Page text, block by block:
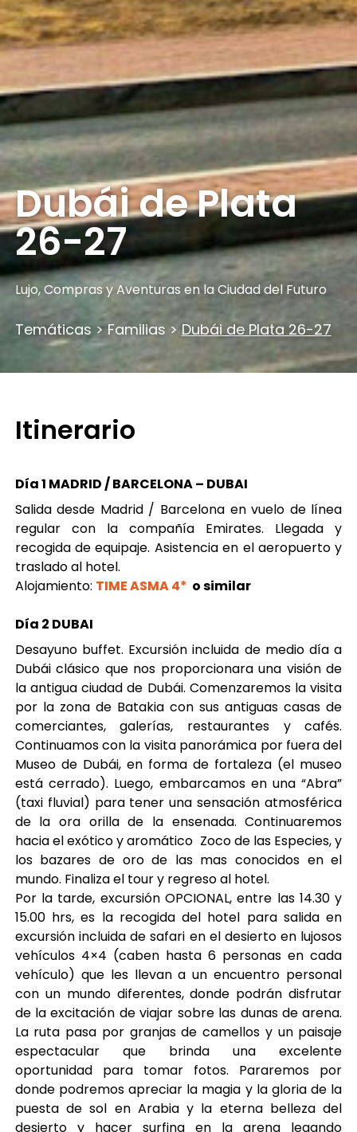
Dubái de Plata
26-27
Lujo, Compras y Aventuras en la Ciudad del Futuro
Temáticas > Familias > Dubái de Plata 26-27
Itinerario
Día 1 MADRID / BARCELONA – DUBAI
Salida desde Madrid / Barcelona en vuelo de línea
regular con la compañía Emirates. Llegada y
recogida de equipaje. Asistencia en el aeropuerto y
traslado al hotel.
Alojamiento: TIME ASMA 4* o similar
Día 2 DUBAI
Desayuno buffet. Excursión incluida de medio día a
Dubái clásico que nos proporcionara una visión de
la antigua ciudad de Dubái. Comenzaremos la visita
por la zona de Batakia con sus antiguas casas de
comerciantes, galerías, restaurantes y cafés.
Continuamos con la visita panorámica por fuera del
Museo de Dubái, en forma de fortaleza (el museo
está cerrado). Luego, embarcamos en una “Abra”
(taxi fluvial) para tener una sensación atmosférica
de la ora orilla de la ensenada. Continuaremos
hacia el exótico y aromático Zoco de las Especies, y
los bazares de oro de las mas conocidos en el
mundo. Finaliza el tour y regreso al hotel.
Por la tarde, excursión OPCIONAL, entre las 14.30 y
15.00 hrs, es la recogida del hotel para salida en
excursión incluida de safari en el desierto en lujosos
vehículos 4×4 (caben hasta 6 personas en cada
vehículo) que les llevan a un encuentro personal
con un mundo diferentes, donde podrán disfrutar
de la excitación de viajar sobre las dunas de arena.
La ruta pasa por granjas de camellos y un paisaje
espectacular que brinda una excelente
oportunidad para tomar fotos. Pararemos por
donde podremos apreciar la magia y la gloria de la
puesta de sol en Arabia y la eterna belleza del
desierto y hacer surfing en la arena legando